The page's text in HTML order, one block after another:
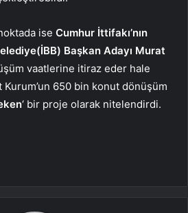
ise Cumhur İttifakı’nın
Başkan Adayı Murat
vaatlerine itiraz eder hale
650 bin konut dönüşüm
‘ bir proje olarak nitelendirdi.